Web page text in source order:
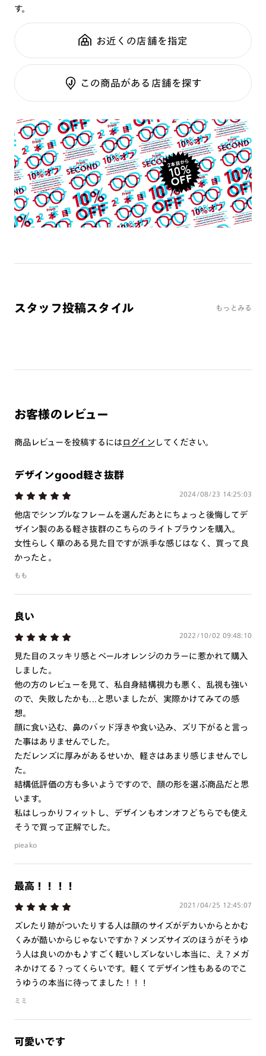
鼻パッド：
テンプル：チタン合金（βチタン）
可視光調光SCREEN
調光レンズ
調光UVダブルカット
調光SCREEN
くもり止めレンズ
カラーレンズ：ダークカラー
カラーレンズ：ライトカラー
カラーレンズ：トレンドカラー
コンシーラーカラー
コンシーラーカラーUVダブルカット
チークカラー
偏光レンズ
アクティブレンズ
るレンズに限ります。それ以外の対応レンズについてはJINS実店舗でお取り扱
いしております。
※RIM限定の記載があるカラーレンズは商品名に＜R!M＞の記載があるフレー
よくある質問
Qオンラインショップで遠近両用レンズ（累進レンズ）のメ
ガネを作成できますか？
Aオンラインショップで遠近両用レンズ（クリアレンズの
み）をご注文の場合、レンズ交換券を選択後に店舗にて度
つき対応可能です。
商品とレンズ交換券が届きましたらお近くのJINS店舗へご
1. カート画面内「レンズ選択へ」ボタンより「度つきレン
ズまたは店舗でレンズ作成」を選択
2. 遠近レンズより「遠近両用」を選択のうえ、購入手続き
画面へ
※オプションレンズと組み合わせた遠近両用（累進）レンズはオンラインシ
をご参照ください。
※単焦点レンズでレンズ交換券を選択の場合、店舗で遠近両用代5,500円
全国の店舗で無料フィッティング
修理のご相談もいつでもお気軽に
ご利用ガイド
す。
お近くの店舗を指定
この商品がある店舗を探す
スタッフ投稿スタイル もっとみる
お客様のレビュー
商品レビューを投稿するには ログイン してください。
デザインgood軽さ抜群
2024/08/23 14:25:03
他店でシンプルなフレームを選んだあとにちょっと後悔してデ
ザイン製のある軽さ抜群のこちらのライトブラウンを購入。
女性らしく華のある見た目ですが派手な感じはなく、買って良
かったと。
もも
良い
2022/10/02 09:48:10
見た目のスッキリ感とペールオレンジのカラーに惹かれて購入
しました。
他の方のレビューを見て、私自身結構視力も悪く、乱視も強い
ので、失敗したかも...と思いましたが、実際かけてみての感
想。
顔に食い込む、鼻のバッド浮きや食い込み、ズリ下がると言っ
た事はありませんでした。
ただレンズに厚みがあるせいか、軽さはあまり感じませんでし
た。
結構低評価の方も多いようですので、顔の形を選ぶ商品だと思
います。
私はしっかりフィットし、デザインもオンオフどちらでも使え
そうで買って正解でした。
pieako
最高！！！！
2021/04/25 12:45:07
ズレたり跡がついたりする人は顔のサイズがデカいからとかむ
くみが酷いからじゃないですか？メンズサイズのほうがそうゆ
う人は良いのかも♪すごく軽いしズレないし本当に、え？メガ
ネかけてる？ってくらいです。軽くてデザイン性もあるのでこ
うゆうの本当に待ってました！！！
ミミ
可愛いです